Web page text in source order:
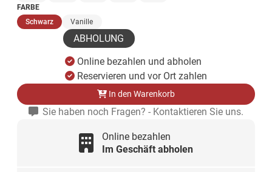
FARBE
Schwarz(ausgewählt)
Vanille
ABHOLUNG
Online bezahlen und abholen
Reservieren und vor Ort zahlen
In den Warenkorb
Sie haben noch Fragen? - Kontaktieren Sie uns.
Online bezahlen
Im Geschäft abholen